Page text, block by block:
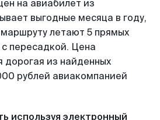
на авиабилет из
выгодные месяца в году,
летают 5 прямых
пересадкой. Цена
дорогая из найденных
рублей авиакомпанией
используя электронный